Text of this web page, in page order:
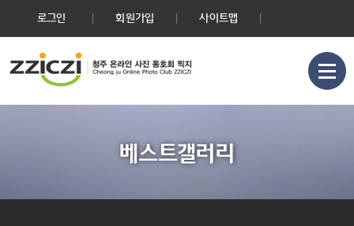
로그인 회원가입 사이트맵
베스트갤러리